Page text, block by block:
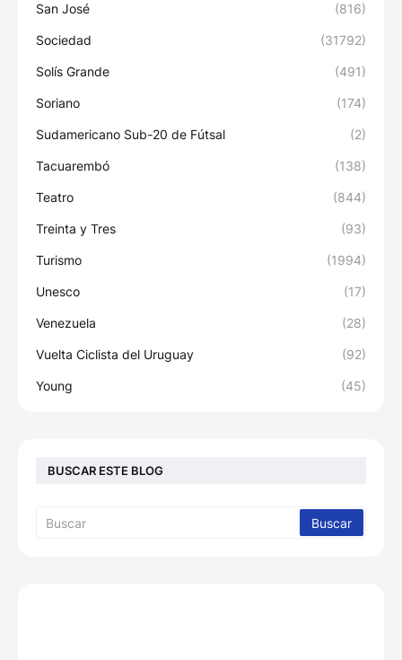
San José (816)
Sociedad (31792)
Solís Grande (491)
Soriano (174)
Sudamericano Sub-20 de Fútsal (2)
Tacuarembó (138)
Teatro (844)
Treinta y Tres (93)
Turismo (1994)
Unesco (17)
Venezuela (28)
Vuelta Ciclista del Uruguay (92)
Young (45)
BUSCAR ESTE BLOG